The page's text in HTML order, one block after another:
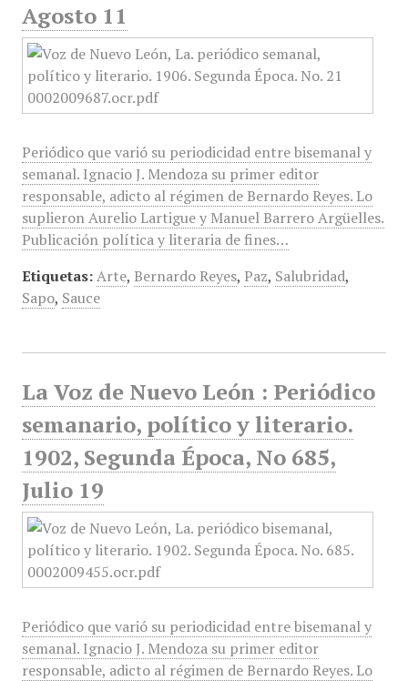
Agosto 11
Periódico que varió su periodicidad entre bisemanal y
semanal. Ignacio J. Mendoza su primer editor
responsable, adicto al régimen de Bernardo Reyes. Lo
suplieron Aurelio Lartigue y Manuel Barrero Argüelles.
Publicación política y literaria de fines…
Etiquetas: Arte, Bernardo Reyes, Paz, Salubridad,
Sapo, Sauce
La Voz de Nuevo León : Periódico
semanario, político y literario.
1902, Segunda Época, No 685,
Julio 19
Periódico que varió su periodicidad entre bisemanal y
semanal. Ignacio J. Mendoza su primer editor
responsable, adicto al régimen de Bernardo Reyes. Lo